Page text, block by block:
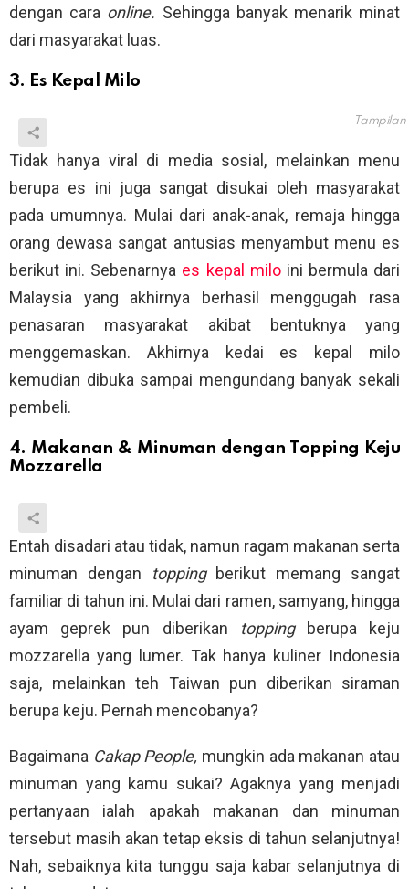
dengan cara online. Sehingga banyak menarik minat
dari masyarakat luas.
3. Es Kepal Milo
Tidak hanya viral di media sosial, melainkan menu
berupa es ini juga sangat disukai oleh masyarakat
pada umumnya. Mulai dari anak-anak, remaja hingga
orang dewasa sangat antusias menyambut menu es
berikut ini. Sebenarnya es kepal miloini bermula dari
Malaysia yang akhirnya berhasil menggugah rasa
penasaran masyarakat akibat bentuknya yang
menggemaskan. Akhirnya kedai es kepal milo
kemudian dibuka sampai mengundang banyak sekali
pembeli.
4. Makanan & Minuman dengan Topping Keju
Mozzarella
Entah disadari atau tidak, namun ragam makanan serta
minuman dengan
topping berikut memang sangat
familiar di tahun ini. Mulai dari ramen, samyang, hingga
ayam geprek pun diberikan
topping
berupa keju
mozzarella yang lumer. Tak hanya kuliner Indonesia
saja, melainkan teh Taiwan pun diberikan siraman
berupa keju. Pernah mencobanya?
Bagaimana Cakap People, mungkin ada makanan atau
minuman yang kamu sukai? Agaknya yang menjadi
pertanyaan ialah apakah makanan dan minuman
tersebut masih akan tetap eksis di tahun selanjutnya!
Nah, sebaiknya kita tunggu saja kabar selanjutnya di